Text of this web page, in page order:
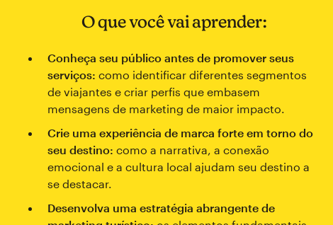
O que você vai aprender:
Conheça seu público antes de promover seus
serviços: como identificar diferentes segmentos
de viajantes e criar perfis que embasem
mensagens de marketing de maior impacto.
Crie uma experiência de marca forte em torno do
seu destino: como a narrativa, a conexão
emocional e a cultura local ajudam seu destino a
se destacar.
Desenvolva uma estratégia abrangente de